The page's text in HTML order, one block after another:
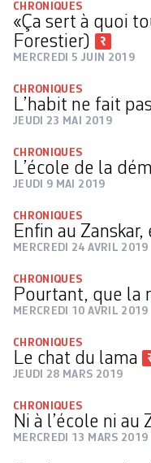
CHRONIQUES
«Ça sert à quoi
Forestier)
MERCREDI 5 JUIN 2019
CHRONIQUES
L’habit ne fait
JEUDI 23 MAI 2019
CHRONIQUES
L’école de la
JEUDI 9 MAI 2019
CHRONIQUES
Enfin au Zanskar,
MERCREDI 24 AVRIL 2019
CHRONIQUES
Pourtant, que la
MERCREDI 10 AVRIL 2019
CHRONIQUES
Le chat du lama
JEUDI 28 MARS 2019
CHRONIQUES
Ni à l’école ni au
MERCREDI 13 MARS 2019